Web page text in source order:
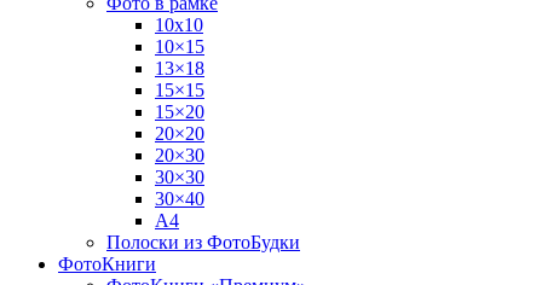
10х10
10×15
13×18
15×15
15×20
20×20
20×30
30×30
30×40
A4
Полоски из ФотоБудки
ФотоКниги